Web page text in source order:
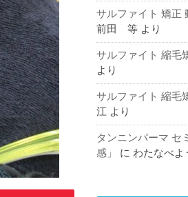
サルファイト 矯正
前田 等 より
サルファイト 縮毛
より
サルファイト 縮毛
江 より
タンニンパーマ セ
感」
に わたなべよ